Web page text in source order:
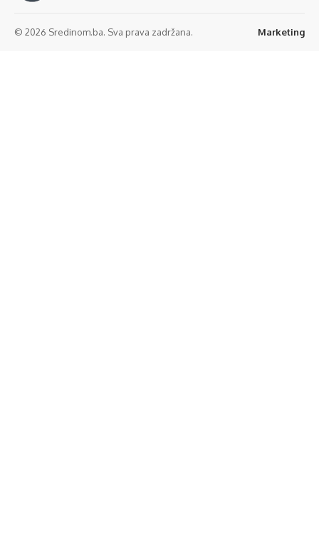
© 2026 Sredinom.ba. Sva prava zadržana. Marketing